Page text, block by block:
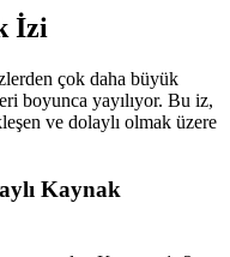
İzi
çok daha büyük
boyunca yayılıyor. Bu iz,
ve dolaylı olmak üzere
Kaynak